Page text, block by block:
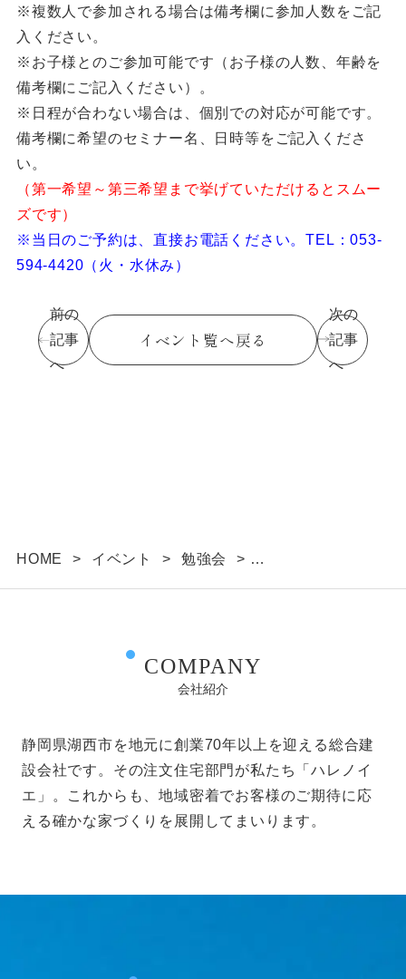
※複数人で参加される場合は備考欄に参加人数をご記
入ください。
※お子様とのご参加可能です（お子様の人数、年齢を
備考欄にご記入ください）。
※日程が合わない場合は、個別での対応が可能です。
備考欄に希望のセミナー名、日時等をご記入くださ
い。
（第一希望～第三希望まで挙げていただけるとスムー
ズです）
※当日のご予約は、直接お電話ください。TEL：053-
594-4420（火・水休み）
前の
記事
へ
イベント覧へ戻る
次の
記事
へ
HOME > イベント > 勉強会
>
COMPANY
会社紹介
静岡県湖西市を地元に創業70年以上を迎える総合建
設会社です。その注文住宅部門が私たち「ハレノイ
エ」。これからも、地域密着でお客様のご期待に応
える確かな家づくりを展開してまいります。